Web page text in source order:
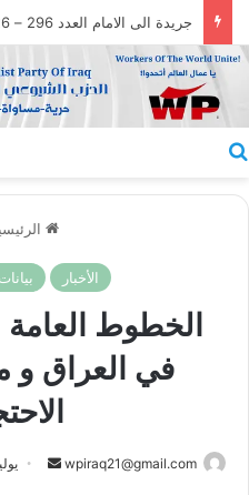
جريدة الى الامام العدد 296 – 28/07/2026
الأخبار
الخطوط
في العراق و
wpiraq21@gmail.com
أرسل يوليو